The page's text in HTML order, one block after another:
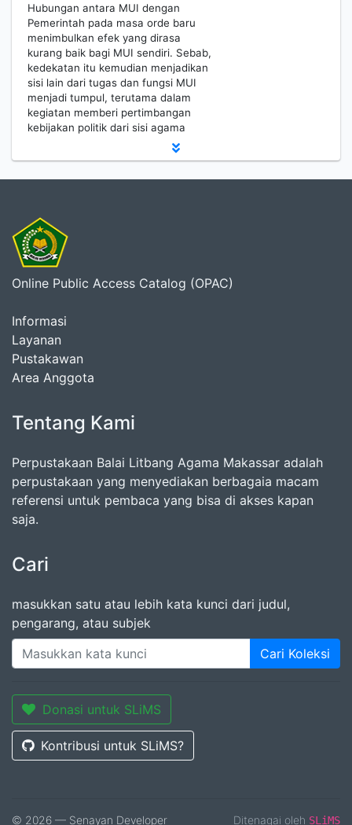
Hubungan antara MUI dengan
Pemerintah pada masa orde baru
menimbulkan efek yang dirasa
kurang baik bagi MUI sendiri. Sebab,
kedekatan itu kemudian menjadikan
sisi lain dari tugas dan fungsi MUI
menjadi tumpul, terutama dalam
kegiatan memberi pertimbangan
kebijakan politik dari sisi agama
Online Public Access Catalog (OPAC)
Informasi
Layanan
Pustakawan
Area Anggota
Tentang Kami
Perpustakaan Balai Litbang Agama Makassar adalah
perpustakaan yang menyediakan berbagaia macam
referensi untuk pembaca yang bisa di akses kapan
saja.
Cari
masukkan satu atau lebih kata kunci dari judul,
pengarang, atau subjek
Cari Koleksi
Donasi untuk SLiMS
Kontribusi untuk SLiMS?
© 2026 — Senayan Developer
Ditenagai oleh SLiMS